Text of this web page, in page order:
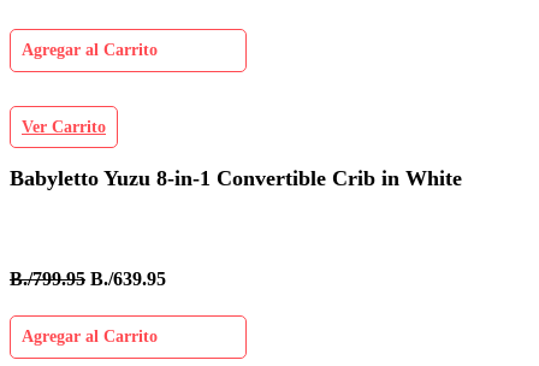
Agregar al Carrito
Ver Carrito
Babyletto Yuzu 8-in-1 Convertible Crib in White
B./799.95 B./639.95
Agregar al Carrito